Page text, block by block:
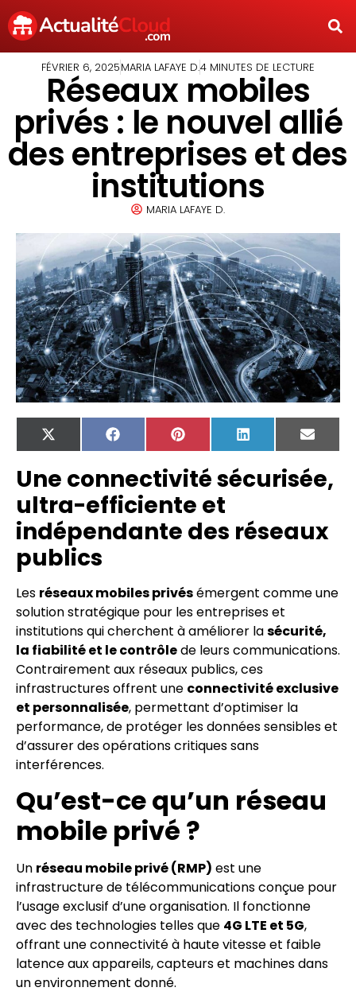
FÉVRIER 6, 2025MARIA LAFAYE D.4 MINUTES DE LECTURE
Réseaux mobiles
privés : le nouvel allié
des entreprises et des
institutions
MARIA LAFAYE D.
X
(Twitter)
FacebookPinterest LinkedIn Email
Une connectivité sécurisée,
ultra-efficiente et
indépendante des réseaux
publics
Les réseaux mobiles privésémergent comme une
solution stratégique pour les entreprises et
institutions qui cherchent à améliorer lasécurité,
la fiabilité et le contrôlede leurs communications.
Contrairement aux réseaux publics, ces
infrastructures offrent une connectivité exclusive
et personnalisée, permettant d’optimiser la
performance, de protéger les données sensibles et
d’assurer des opérations critiques sans
interférences.
Qu’est-ce qu’un réseau
mobile privé ?
Un réseau mobile privé (RMP) est une
infrastructure de télécommunications conçue pour
l’usage exclusif d’une organisation. Il fonctionne
avec des technologies telles que 4G LTE et 5G,
offrant une connectivité à haute vitesse et faible
latence aux appareils, capteurs et machines dans
un environnement donné.